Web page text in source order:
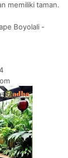
memiliki taman.
Boyolali -